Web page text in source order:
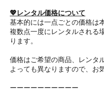
💖レンタル価格について
基本的には一点ごとの価格は
複数点一度にレンタルされる
ります。
価格はご希望の商品、レンタ
よっても異なりますので、お
ーーーーーーーーーー